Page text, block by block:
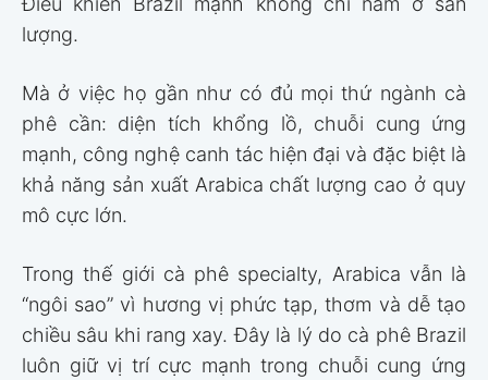
lượng.
Mà ở việc họ gần như có đủ mọi thứ ngành cà
phê cần: diện tích khổng lồ, chuỗi cung ứng
mạnh, công nghệ canh tác hiện đại và đặc biệt là
khả năng sản xuất Arabica chất lượng cao ở quy
mô cực lớn.
Trong thế giới cà phê specialty, Arabica vẫn là
“ngôi sao” vì hương vị phức tạp, thơm và dễ tạo
chiều sâu khi rang xay. Đây là lý do cà phê Brazil
luôn giữ vị trí cực mạnh trong chuỗi cung ứng